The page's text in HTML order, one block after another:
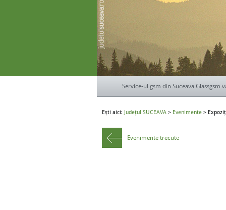
Service-ul gsm din Suceava
Ești aici: Județul SUCEAVA > Evenimente >
Evenimente trecute